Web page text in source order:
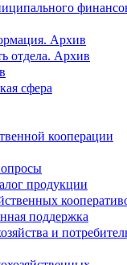
Архив
отдела. Архив
сфера
кооперации
продукции
поддержка
и